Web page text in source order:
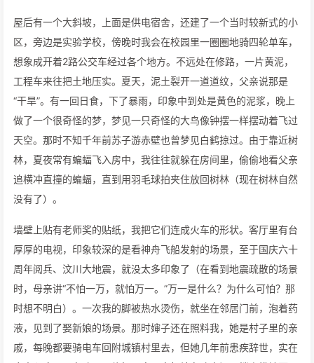
屋后有一个大斜坡，上面是供电宿舍，还建了一个当时较新式的小
区，旁边是实验学校，傍晚时我会在校园里一圈圈地骑四轮单车，
想象成开着2路公交车经过各个地方。不远处在修路，一片黄泥，
工程车来往把土地压实。夏天，泥土裂开一道道纹，父亲说那是
“干旱”。有一回日食，下了暴雨，印象中到处是黄色的泥浆，晚上
做了一个很奇怪的梦，梦见一只奇怪的大鸟像钟摆一样摆动着飞过
天空。那时不知千年前苏子游赤壁也曾梦见白鹤掠过。由于靠近树
林，夏夜常有蝙蝠飞入房中，我往往就躲在房间里，偷偷地看父亲
追横冲直撞的蝙蝠，直到用羽毛球拍夹住放回树林（现在树林自然
没有了）。
墙壁上贴有老师奖的贴纸，我把它们连成火车的形状。客厅里有台
厚厚的电视，印象较深的是看神舟飞船发射的场景，至于国庆六十
周年阅兵、汶川大地震，就没太多印象了（在看到地震疏散的场景
时，母亲讲“不怕一万，就怕万一。”万一是什么？为什么可怕？那
时想不明白）。一次我的脚被热水烫伤，就坐在邻居门前，泡着药
液，见到了娶新娘的场景。那时婶子还在照料我，她是村子里的亲
戚，每晚都要骑电车回附城镇村里去，但她几年前患疾辞世，实在